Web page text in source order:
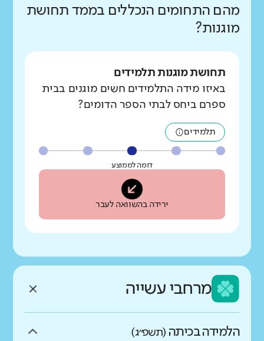
מהם התחומים הנכללים בממד תחושת
מוגנות?
תחושת מוגנות תלמידים
באיזו מידה התלמידים חשים מוגנים בבית
ספרם ביחס לבתי הספר הדומים?
תלמידים
דומה לממוצע
ירידה בהשוואה לעבר
מרחבי עשייה
הלמידה בכיתה (תשפ״ג)